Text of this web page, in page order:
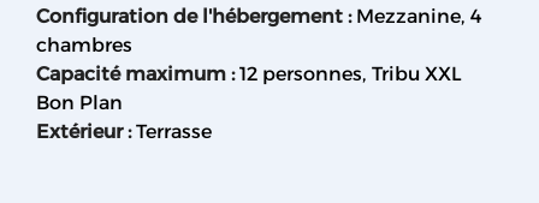
Configuration de l'hébergement : Mezzanine 4
chambres
Capacité maximum : 12 personnes Tribu XXL
Bon Plan
Extérieur: Terrasse